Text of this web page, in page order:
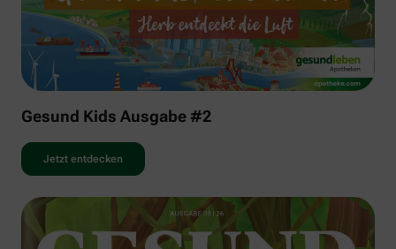
Gesund Kids Ausgabe #2
Jetzt entdecken